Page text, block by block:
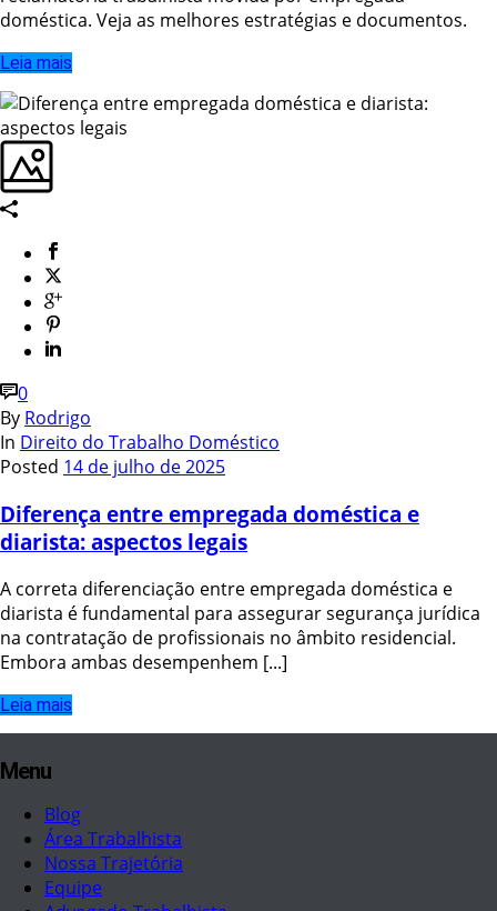
doméstica. Veja as melhores estratégias e documentos.
Leia mais
0
By Rodrigo
In Direito do Trabalho Doméstico
Posted 14 de julho de 2025
Diferença entre empregada doméstica e
diarista: aspectos legais
A correta diferenciação entre empregada doméstica e
diarista é fundamental para assegurar segurança jurídica
na contratação de profissionais no âmbito residencial.
Embora ambas desempenhem [...]
Leia mais
Menu
Blog
Área Trabalhista
Nossa Trajetória
Equipe